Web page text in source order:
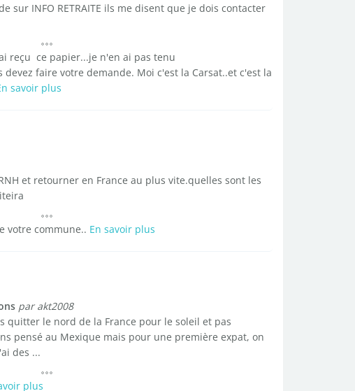
sur INFO RETRAITE ils me disent que je dois contacter
reçu ce papier...je n'en ai pas tenu
faire votre demande. Moi c'est la Carsat..et c'est la
savoir plus
et retourner en France au plus vite.quelles sont les
votre commune.. En savoir plus
par akt2008
quitter le nord de la France pour le soleil et pas
pensé au Mexique mais pour une première expat, on
des ...
plus